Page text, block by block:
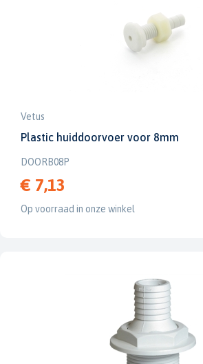
Vetus
Plastic huiddoorvoer voor 8mm
DOORB08P
€ 7,13
Op voorraad in onze winkel